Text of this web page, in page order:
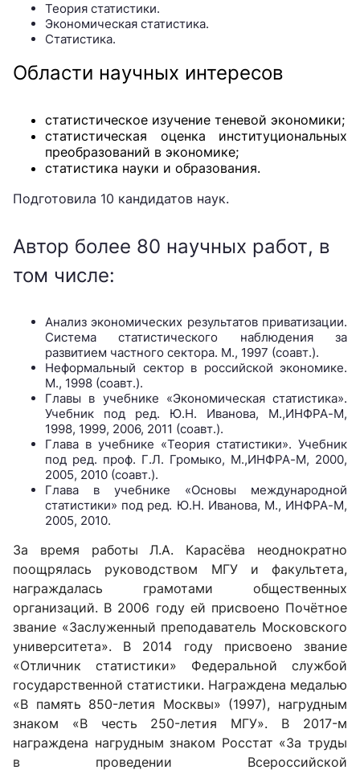
Теория статистики.
Экономическая статистика.
Статистика.
Области научных интересов
статистическое изучение теневой экономики;
статистическая оценка институциональных
преобразований в экономике;
статистика науки и образования.
Подготовила 10 кандидатов наук.
Автор более 80 научных работ, в
том числе:
Анализ экономических результатов приватизации.
Система статистического наблюдения за
развитием частного сектора. М., 1997 (соавт.).
Неформальный сектор в российской экономике.
М., 1998 (соавт.).
Главы в учебнике «Экономическая статистика».
Учебник под ред. Ю.Н. Иванова, М.,ИНФРА-М,
1998, 1999, 2006, 2011 (соавт.).
Глава в учебнике «Теория статистики». Учебник
под ред. проф. Г.Л. Громыко, М.,ИНФРА-М, 2000,
2005, 2010 (соавт.).
Глава в учебнике «Основы международной
статистики» под ред. Ю.Н. Иванова, М., ИНФРА-М,
2005, 2010.
За время работы Л.А. Карасёва неоднократно
поощрялась руководством МГУ и факультета,
награждалась грамотами общественных
организаций. В 2006 году ей присвоено Почётное
звание «Заслуженный преподаватель Московского
университета». В 2014 году присвоено звание
«Отличник статистики» Федеральной службой
государственной статистики. Награждена медалью
«В память 850-летия Москвы» (1997), нагрудным
знаком «В честь 250-летия МГУ». В 2017-м
награждена нагрудным знаком Росстат «За труды
в проведении Всероссийской